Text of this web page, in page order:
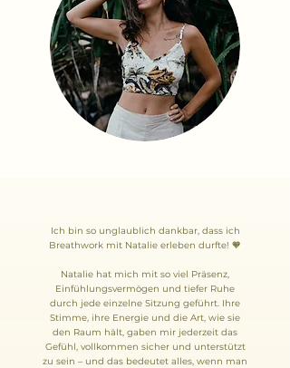
Ich bin so unglaublich dankbar, dass ich
Breathwork mit Natalie erleben durfte! 🧡
Natalie hat mich mit so viel Präsenz,
Einfühlungsvermögen und tiefer Ruhe
durch jede einzelne Sitzung geführt. Ihre
Stimme, ihre Energie und die Art, wie sie
den Raum hält, gaben mir jederzeit das
Gefühl, vollkommen sicher und unterstützt
zu sein – und das bedeutet alles, wenn man